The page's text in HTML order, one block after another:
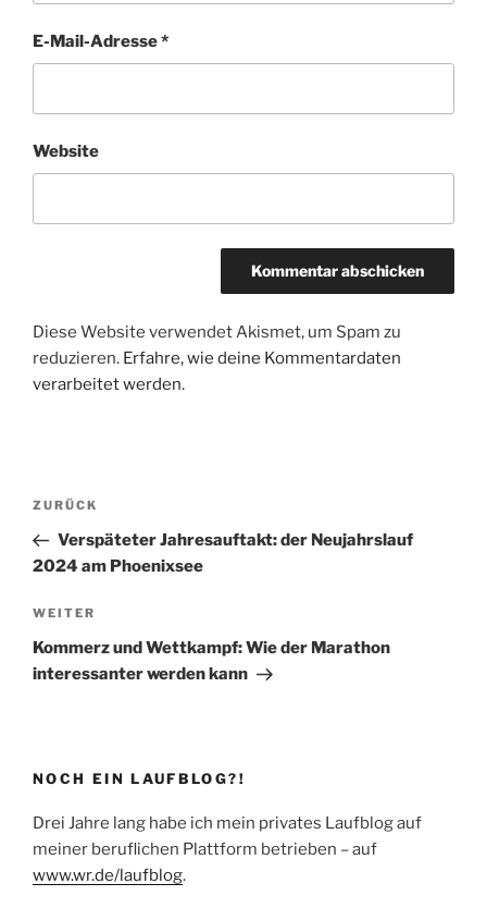
E-Mail-Adresse*
Website
Diese Website verwendet Akismet, um Spam zu
reduzieren. Erfahre, wie deine Kommentardaten
verarbeitet werden.
Beitragsnavigation
Vorheriger
Beitrag
ZURÜCK
Verspäteter Jahresauftakt: der Neujahrslauf
2024 am Phoenixsee
Nächster
Beitrag
WEITER
Kommerz und Wettkampf: Wie der Marathon
interessanter werden kann
NOCH EIN LAUFBLOG?!
Drei Jahre lang habe ich mein privates Laufblog auf
meiner beruflichen Plattform betrieben – auf
www.wr.de/laufblog.